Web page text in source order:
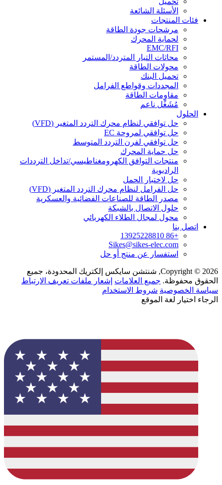
الأسئلة الشائعة
فئات المنتجات
مرشحات جودة الطاقة
لحماية المحرك
EMC/RFI
محاثات التيار المتردد/المستمر
محولات الطاقة
تحميل البنك
المجددات وقواطع الفرامل
مقاومات الطاقة
مُشَغِّل ناعم
الحلول
حل توافقي لنظام محرك التردد المتغير (VFD)
حل توافقي لمروحة EC
حل توافقي لفرن التردد المتوسط
حل حماية المحرك
منتجات التوافق الكهرومغناطيسي/تداخل الترددات
الراديوية
حل لاختبار الحمل
حل الفرامل لنظام محرك التردد المتغير (VFD)
مصدر الطاقة للصناعات الفضائية والعسكرية
حلول الاتصال بالشبكة
محول لمجال الطلاء الكهربائي
اتصل بنا
+86 13925228810
Sikes@sikes-elec.com
استفسار عن منتج أو حل
Copyright © 2026, شنتشن سايكس إلكتريك المحدودة، جميع
الحقوق محفوظة. جميع العلامات إشعار ملفات تعريف الارتباط
سياسة الخصوصية شروط الاستخدام
الرجاء اختيار لغة الموقع